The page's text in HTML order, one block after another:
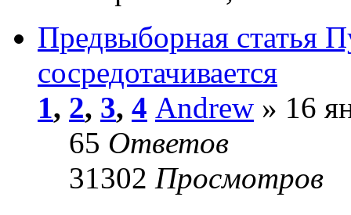
Предвыборная статья
сосредотачивается
1, 2, 3, 4 Andrew » 16
65 Ответов
31302 Просмотров